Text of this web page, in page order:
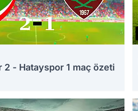
2 - Hatayspor 1 maç özeti